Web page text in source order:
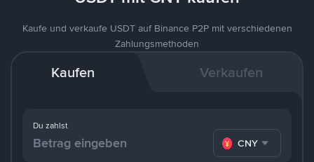
Kaufe und verkaufe USDT auf Binance P2P mit verschiedenen
Zahlungsmethoden
Kaufen Verkaufen
Du zahlst
CNY